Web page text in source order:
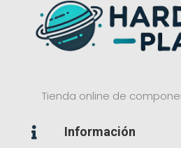
Tienda online de

Información